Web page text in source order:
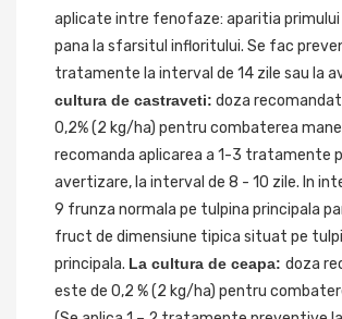
aplicate intre fenofaze: aparitia
pana la sfarsitul infloritului. Se fac
tratamente la interval de 14 zile sau la
cultura de castraveti: doza
0,2% (2 kg/ha) pentru combaterea
recomanda aplicarea a 1-3 tratamente
avertizare, la interval de 8 - 10 zile. In
9 frunza normala pe tulpina principala
fruct de dimensiune tipica situat pe
principala. La cultura de ceapa: doza
este de 0,2 % (2 kg/ha) pentru